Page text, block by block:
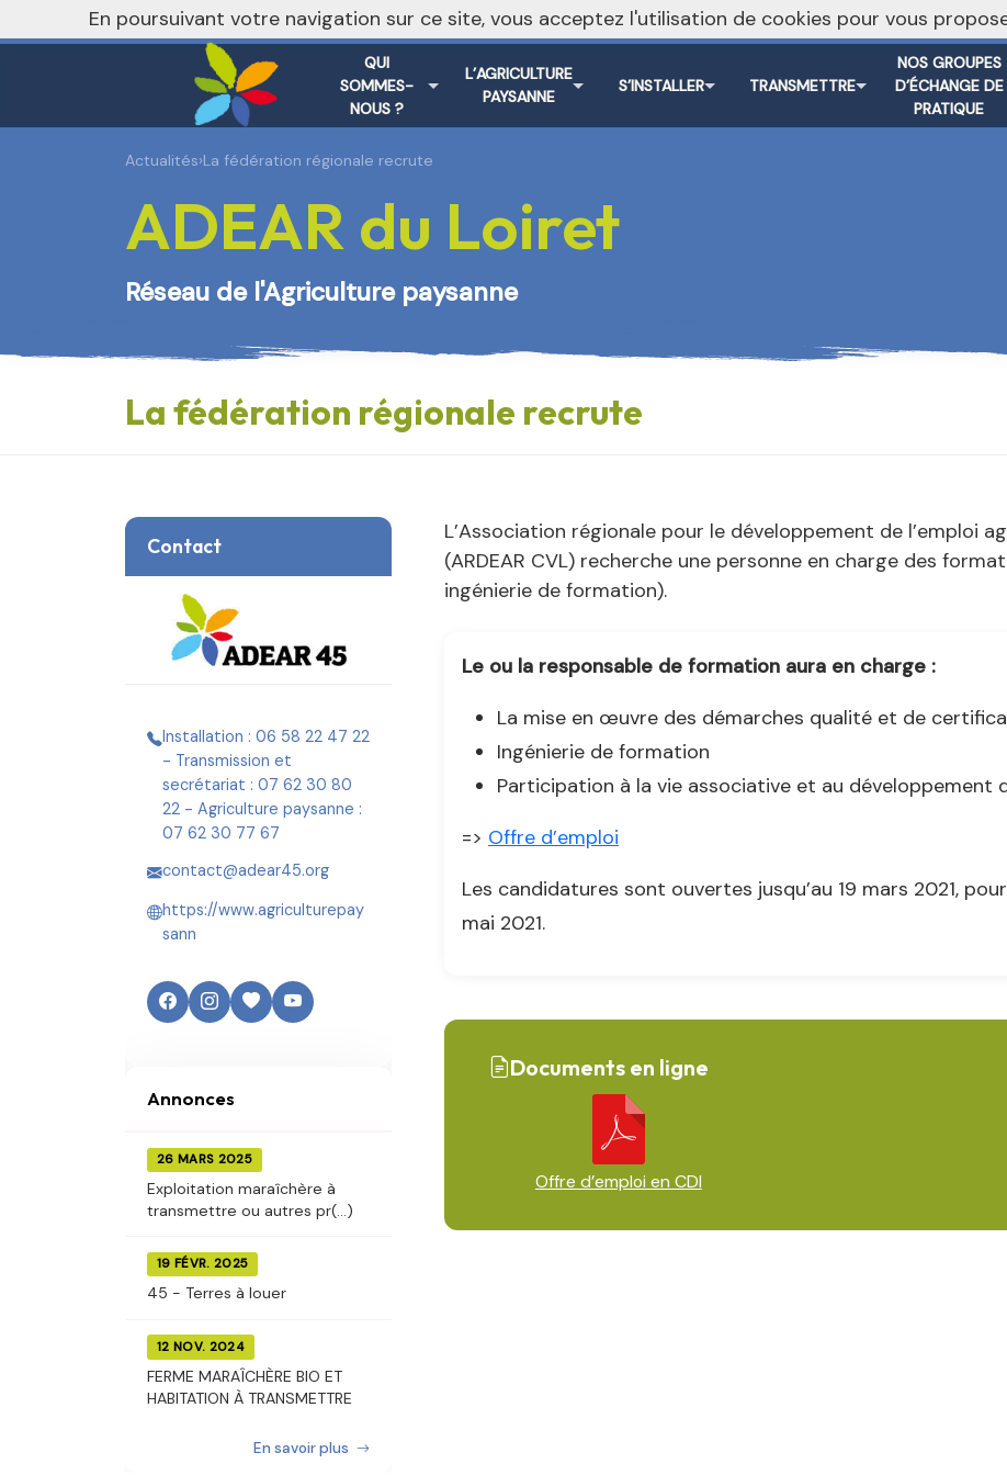
Je m’abonne à la newsletter
QUI
SOMMES-
NOUS ?
L’AGRICULTURE
PAYSANNE
S’INSTALLER TRANSMETTRE
NOS GROUPES
D’ÉCHANGE DE
PRATIQUE
Actualités›La fédération régionale recrute
ADEAR du Loiret
Réseau de l'Agriculture paysanne
La fédération régionale recrute
Contact
Installation : 06 58 22 47 22
- Transmission et
secrétariat : 07 62 30 80
22 - Agriculture paysanne :
07 62 30 77 67
contact@adear45.org
https://www.agriculturepay
sann
Annonces
26 MARS 2025
Exploitation maraîchère à
transmettre ou autres pr(...)
19 FÉVR. 2025
45 - Terres à louer
12 NOV. 2024
FERME MARAÎCHÈRE BIO ET
HABITATION À TRANSMETTRE
En savoir plus
L’Association régionale pour le développement de l’emploi
(ARDEAR CVL) recherche une personne en charge des
ingénierie de formation).
Le ou la responsable de formation aura en charge :
La mise en œuvre des démarches qualité et de
Ingénierie de formation
Participation à la vie associative et au développement
=> Offre d’emploi
Les candidatures sont ouvertes jusqu’au 19 mars 2021,
mai 2021.
Documents en ligne
Offre d’emploi en CDI
En poursuivant votre navigation sur ce site, vous acceptez l'utilisation de cookies pour vous